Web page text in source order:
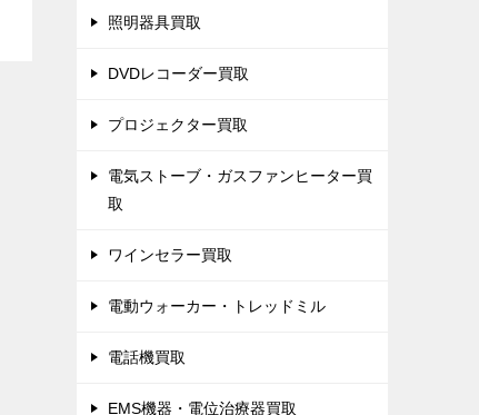
照明器具買取
DVDレコーダー買取
プロジェクター買取
電気ストーブ・ガスファンヒーター買
取
ワインセラー買取
電動ウォーカー・トレッドミル
電話機買取
EMS機器・電位治療器買取